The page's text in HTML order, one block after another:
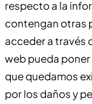
respecto a la
contengan otras
acceder a través
web pueda
que quedamos
por los daños y